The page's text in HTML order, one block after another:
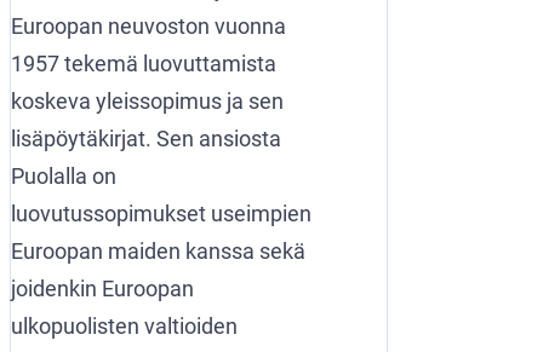
Euroopan neuvoston vuonna
1957 tekemä luovuttamista
koskeva yleissopimus ja sen
lisäpöytäkirjat. Sen ansiosta
Puolalla on
luovutussopimukset useimpien
Euroopan maiden kanssa sekä
joidenkin Euroopan
ulkopuolisten valtioiden